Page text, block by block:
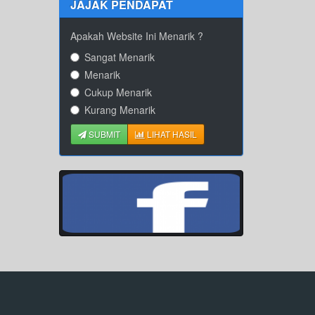
JAJAK PENDAPAT
Apakah Website Ini Menarik ?
Sangat Menarik
Menarik
Cukup Menarik
Kurang Menarik
SUBMIT LIHAT HASIL